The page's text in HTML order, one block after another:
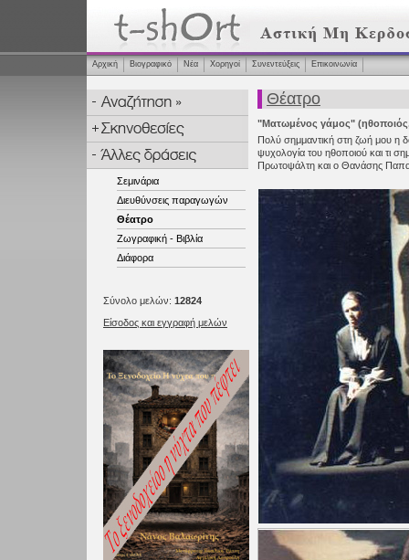
Αρχική Βιογραφικό Νέα Χορηγοί Συνεντεύξεις Επικοινωνία
Σεμινάρια
Διευθύνσεις παραγωγών
Θέατρο
Ζωγραφική - Βιβλία
Διάφορα
Σύνολο μελών: 12824
Είσοδος και εγγραφή μελών
Θέατρο
"Ματωμένος γάμος"
Πολύ σημμαντική στη ζωή μου η
ψυχολογία του ηθοποιού και τι
Πρωτοψάλτη και ο Θανάσης